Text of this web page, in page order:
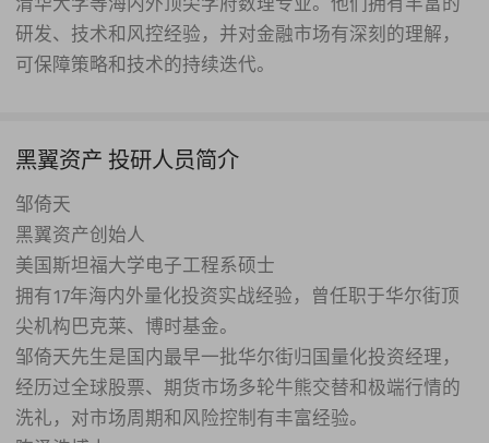
研发、技术和风控经验，并对金融市场有深刻的理解，
可保障策略和技术的持续迭代。
黑翼资产 投研人员简介
邹倚天
黑翼资产创始人
美国斯坦福大学电子工程系硕士
拥有17年海内外量化投资实战经验，曾任职于华尔街顶
尖机构巴克莱、博时基金。
邹倚天先生是国内最早一批华尔街归国量化投资经理，
经历过全球股票、期货市场多轮牛熊交替和极端行情的
洗礼，对市场周期和风险控制有丰富经验。